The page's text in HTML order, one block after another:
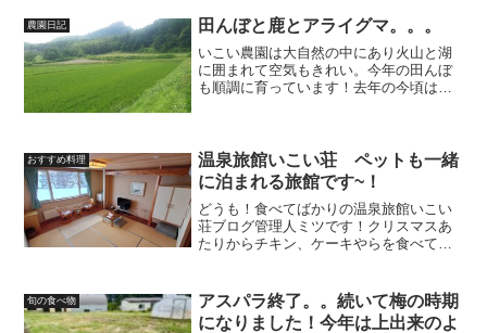
出かけた際に散策へも出かけてきた。大
きな流木は相変わらずある...
農園日記 田んぼと鹿とアライグマ。。。
いこい農園は大自然の中にあり火山と湖
に囲まれて空気もきれい。今年の田んぼ
も順調に育っています！去年の今頃は稲
てお金がかかる...
おすすめ料理
温泉旅館いこい荘 ペットも一緒
に泊まれる旅館です~！
どうも！食べてばかりの温泉旅館いこい
荘ブログ管理人ミツです！クリスマスあ
たりからチキン、ケーキやらを食べて順
食べているので尚更です('◇')ゞバドミン
トンの大会へはいつ...
旬の食べ物
アスパラ終了。。続いて梅の時期
になりました！今年は上出来のよ